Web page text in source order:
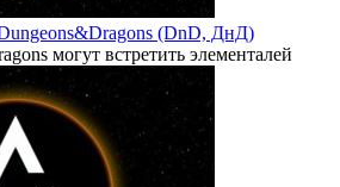
(DnD, ДнД)
могут встретить элементалей